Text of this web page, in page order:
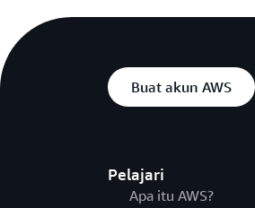
Buat akun AWS
Pelajari
Apa itu AWS?